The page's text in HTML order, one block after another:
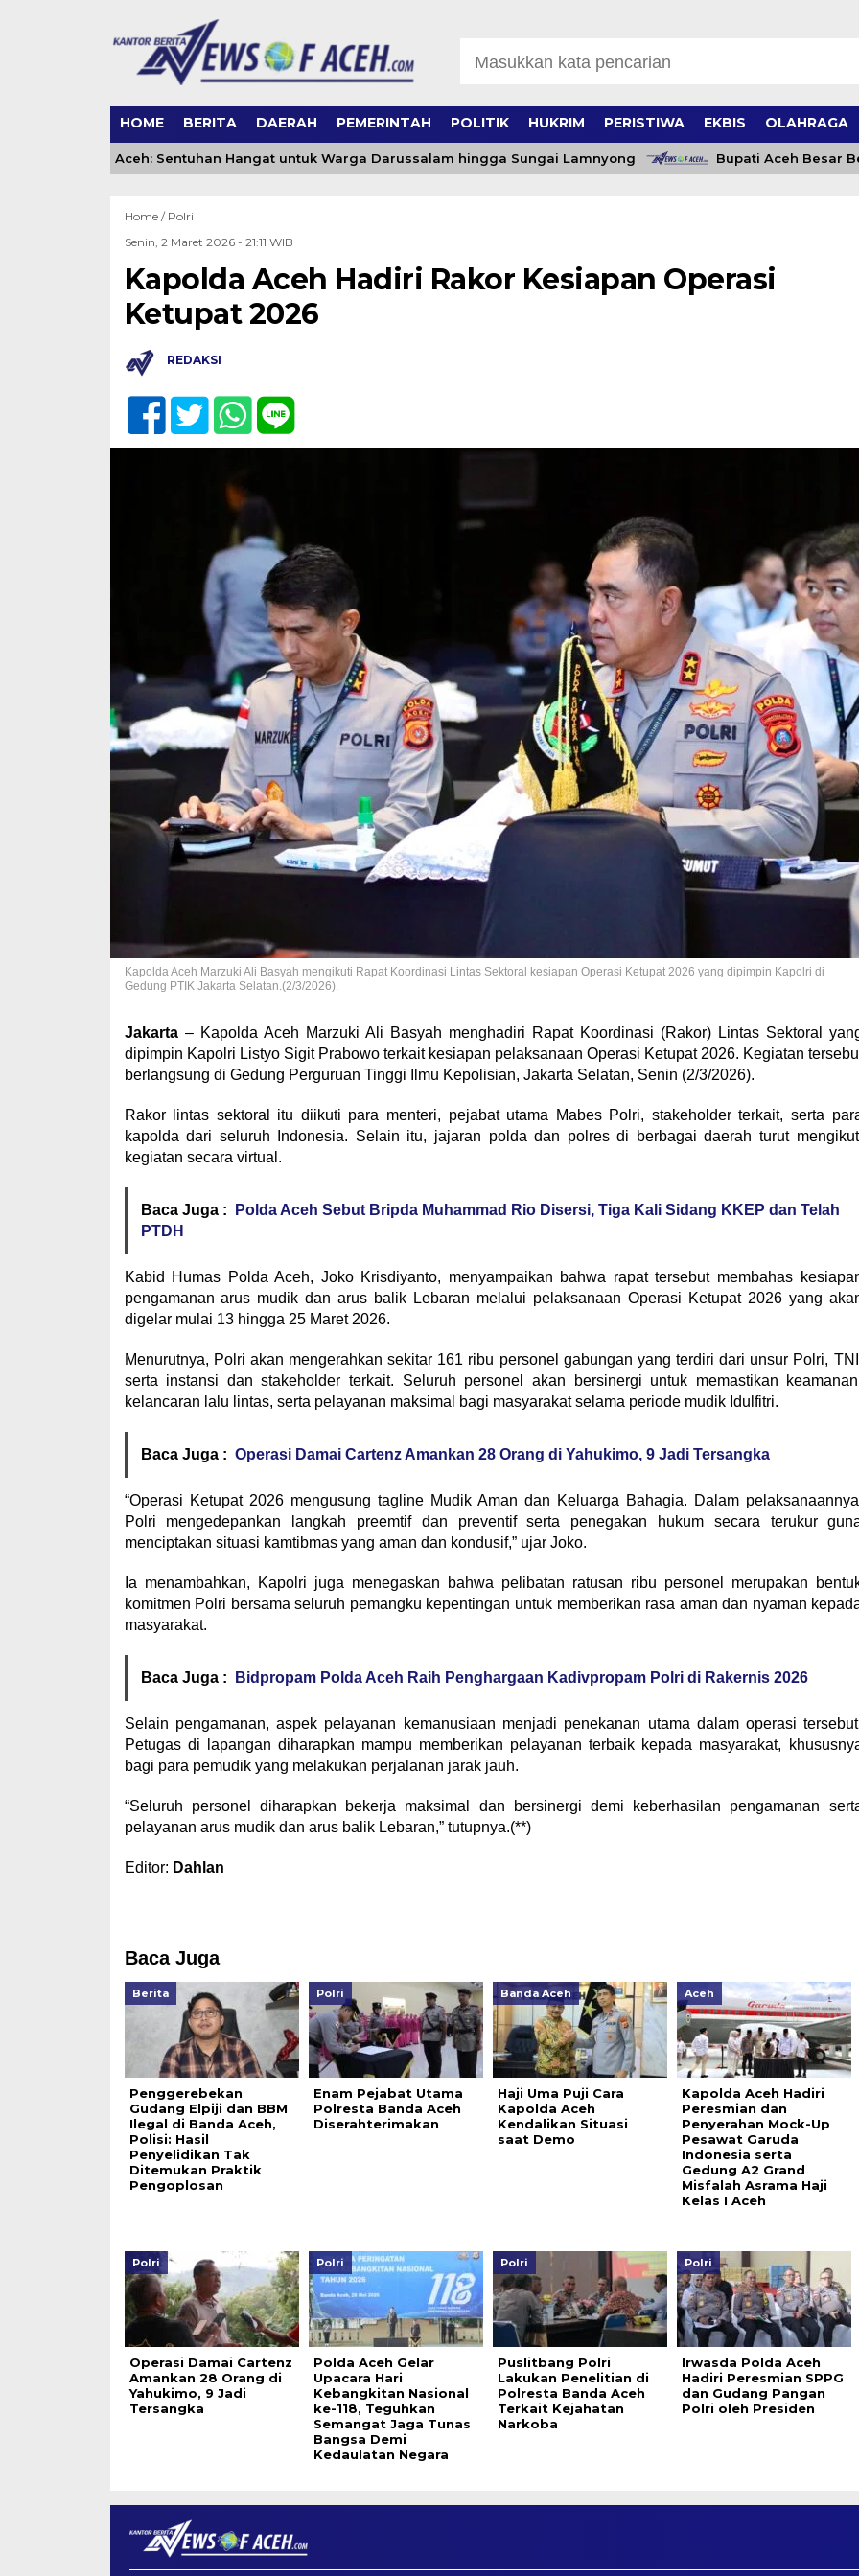
HOME BERITA DAERAH PEMERINTAH POLITIK HUKRIM PERISTIWA EKBIS OLAHRAGA
DSI Banda Aceh: Sentuhan Hangat untuk Warga Darussalam hingga Sungai Lamnyong Bupati Aceh Besar Beri
Home / Polri
Senin, 2 Maret 2026 - 21:11 WIB
Kapolda Aceh Hadiri Rakor Kesiapan Operasi
Ketupat 2026
REDAKSI
Kapolda Aceh Marzuki Ali Basyah mengikuti Rapat Koordinasi Lintas Sektoral kesiapan Operasi Ketupat 2026 yang dipimpin Kapolri di
Gedung PTIK Jakarta Selatan.(2/3/2026).
Jakarta– Kapolda Aceh Marzuki Ali Basyah menghadiri Rapat Koordinasi (Rakor) Lintas Sektoral
dipimpin Kapolri Listyo Sigit Prabowo terkait kesiapan pelaksanaan Operasi Ketupat 2026. Kegiatan
berlangsung di Gedung Perguruan Tinggi Ilmu Kepolisian, Jakarta Selatan, Senin (2/3/2026).
Rakor lintas sektoral itu diikuti para menteri, pejabat utama Mabes Polri, stakeholder terkait, serta
kapolda dari seluruh Indonesia. Selain itu, jajaran polda dan polres di berbagai daerah turut
kegiatan secara virtual.
Baca Juga :
Polda Aceh Sebut Bripda Muhammad Rio Disersi, Tiga Kali Sidang KKEP dan Telah
PTDH
Kabid Humas Polda Aceh, Joko Krisdiyanto, menyampaikan bahwa rapat tersebut membahas
pengamanan arus mudik dan arus balik Lebaran melalui pelaksanaan Operasi Ketupat 2026 yang
digelar mulai 13 hingga 25 Maret 2026.
Menurutnya, Polri akan mengerahkan sekitar 161 ribu personel gabungan yang terdiri dari unsur Polri,
serta instansi dan stakeholder terkait. Seluruh personel akan bersinergi untuk memastikan
kelancaran lalu lintas, serta pelayanan maksimal bagi masyarakat selama periode mudik Idulfitri.
Baca Juga : Operasi Damai Cartenz Amankan 28 Orang di Yahukimo, 9 Jadi Tersangka
“Operasi Ketupat 2026 mengusung tagline Mudik Aman dan Keluarga Bahagia. Dalam
Polri mengedepankan langkah preemtif dan preventif serta penegakan hukum secara terukur
menciptakan situasi kamtibmas yang aman dan kondusif,” ujar Joko.
Ia menambahkan, Kapolri juga menegaskan bahwa pelibatan ratusan ribu personel merupakan
komitmen Polri bersama seluruh pemangku kepentingan untuk memberikan rasa aman dan nyaman
masyarakat.
Baca Juga : Bidpropam Polda Aceh Raih Penghargaan Kadivpropam Polri di Rakernis 2026
Selain pengamanan, aspek pelayanan kemanusiaan menjadi penekanan utama dalam operasi
Petugas di lapangan diharapkan mampu memberikan pelayanan terbaik kepada masyarakat,
bagi para pemudik yang melakukan perjalanan jarak jauh.
“Seluruh personel diharapkan bekerja maksimal dan bersinergi demi keberhasilan pengamanan
pelayanan arus mudik dan arus balik Lebaran,” tutupnya.(**)
Editor: Dahlan
Baca Juga
Berita
Penggerebekan
Gudang Elpiji dan BBM
Ilegal di Banda Aceh,
Polisi: Hasil
Penyelidikan Tak
Ditemukan Praktik
Pengoplosan
Polri
Enam Pejabat Utama
Polresta Banda Aceh
Diserahterimakan
Banda Aceh
Haji Uma Puji Cara
Kapolda Aceh
Kendalikan Situasi
saat Demo
Aceh
Kapolda Aceh Hadiri
Peresmian dan
Penyerahan Mock-Up
Pesawat Garuda
Indonesia serta
Gedung A2 Grand
Misfalah Asrama Haji
Kelas I Aceh
Polri
Operasi Damai Cartenz
Amankan 28 Orang di
Yahukimo, 9 Jadi
Tersangka
Polri
Polda Aceh Gelar
Upacara Hari
Kebangkitan Nasional
ke-118, Teguhkan
Semangat Jaga Tunas
Bangsa Demi
Kedaulatan Negara
Polri
Puslitbang Polri
Lakukan Penelitian di
Polresta Banda Aceh
Terkait Kejahatan
Narkoba
Polri
Irwasda Polda Aceh
Hadiri Peresmian SPPG
dan Gudang Pangan
Polri oleh Presiden